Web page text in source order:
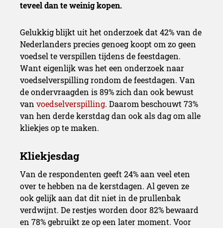
teveel dan te weinig kopen.
Gelukkig blijkt uit het onderzoek dat 42% van de
Nederlanders precies genoeg koopt om zo geen
voedsel te verspillen tijdens de feestdagen.
Want eigenlijk was het een onderzoek naar
voedselverspilling rondom de feestdagen. Van
de ondervraagden is 89% zich dan ook bewust
van voedselverspilling. Daarom beschouwt 73%
van hen derde kerstdag dan ook als dag om alle
kliekjes op te maken.
Van de respondenten geeft 24% aan veel eten
over te hebben na de kerstdagen. Al geven ze
ook gelijk aan dat dit niet in de prullenbak
verdwijnt. De restjes worden door 82% bewaard
en 78% gebruikt ze op een later moment. Voor